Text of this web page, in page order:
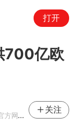
打开
700亿欧
网易号
关注